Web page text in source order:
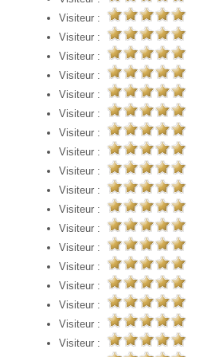
Visiteur :
Visiteur :
Visiteur :
Visiteur :
Visiteur :
Visiteur :
Visiteur :
Visiteur :
Visiteur :
Visiteur :
Visiteur :
Visiteur :
Visiteur :
Visiteur :
Visiteur :
Visiteur :
Visiteur :
Visiteur :